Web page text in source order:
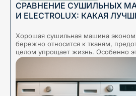
СРАВНЕНИЕ СУШИЛЬНЫХ
И ELECTROLUX: КАКАЯ
Хорошая сушильная машина
бережно относится к тканям,
целом упрощает жизнь. Особенно
детьми или жителей регионов с